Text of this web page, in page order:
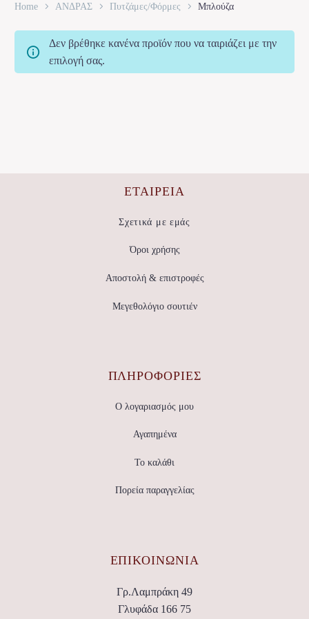
Home ΑΝΔΡΑΣ Πυτζάμες/Φόρμες Μπλούζα
Δεν βρέθηκε κανένα προϊόν που να ταιριάζει με την
επιλογή σας.
ΕΤΑΙΡΕΊΑ
Σχετικά με εμάς
Όροι χρήσης
Αποστολή & επιστροφές
Μεγεθολόγιο σουτιέν
ΠΛΗΡΟΦΟΡΙΕΣ
Ο λογαριασμός μου
Αγαπημένα
Το καλάθι
Πορεία παραγγελίας
ΕΠΙΚΟΙΝΩΝΊΑ
Γρ.Λαμπράκη 49
Γλυφάδα 166 75